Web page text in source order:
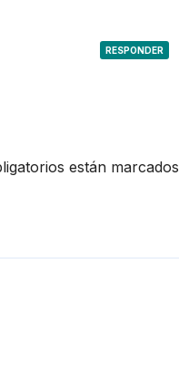
RESPONDER
están marcados